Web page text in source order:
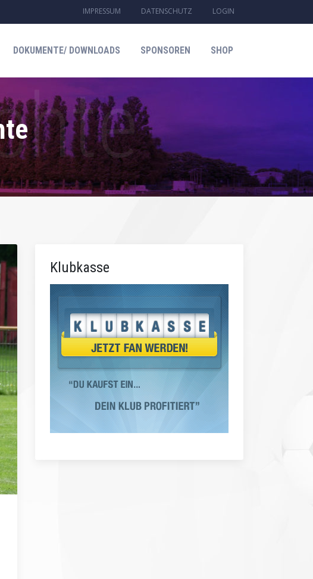
IMPRESSUM DATENSCHUTZ LOGIN
DOKUMENTE/ DOWNLOADS SPONSOREN SHOP
Klubkasse